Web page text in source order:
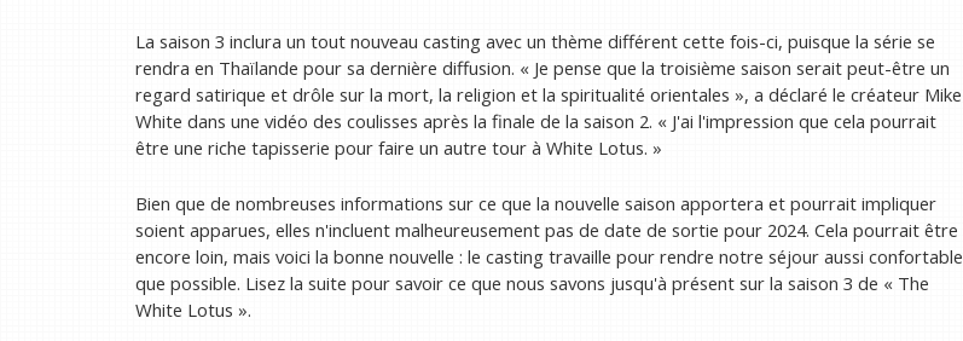
La saison 3 inclura un tout nouveau casting avec un thème différent cette fois-ci, puisque la série se
rendra en Thaïlande pour sa dernière diffusion. « Je pense que la troisième saison serait peut-être un
regard satirique et drôle sur la mort, la religion et la spiritualité orientales », a déclaré le créateur Mike
White dans une vidéo des coulisses après la finale de la saison 2. « J'ai l'impression que cela pourrait
être une riche tapisserie pour faire un autre tour à White Lotus. »
Bien que de nombreuses informations sur ce que la nouvelle saison apportera et pourrait impliquer
soient apparues, elles n'incluent malheureusement pas de date de sortie pour 2024. Cela pourrait être
encore loin, mais voici la bonne nouvelle : le casting travaille pour rendre notre séjour aussi confortable
que possible. Lisez la suite pour savoir ce que nous savons jusqu'à présent sur la saison 3 de « The
White Lotus ».